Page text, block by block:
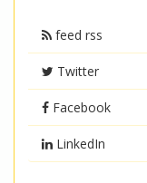
feed rss
Twitter
Facebook
LinkedIn